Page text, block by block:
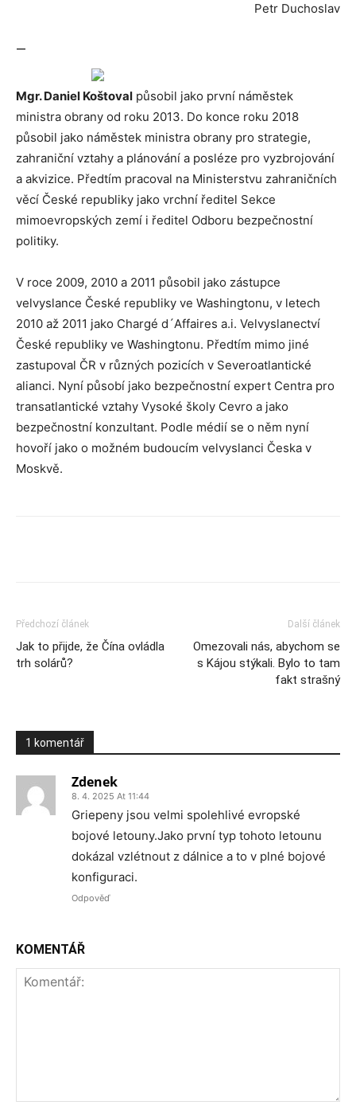
Petr Duchoslav
—
Mgr. Daniel Koštoval působil jako první náměstek
ministra obrany od roku 2013. Do konce roku 2018
působil jako náměstek ministra obrany pro strategie,
zahraniční vztahy a plánování a posléze pro vyzbrojování
a akvizice. Předtím pracoval na Ministerstvu zahraničních
věcí České republiky jako vrchní ředitel Sekce
mimoevropských zemí i ředitel Odboru bezpečnostní
politiky.
V roce 2009, 2010 a 2011 působil jako zástupce
velvyslance České republiky ve Washingtonu, v letech
2010 až 2011 jako Chargé d´Affaires a.i. Velvyslanectví
České republiky ve Washingtonu. Předtím mimo jiné
zastupoval ČR v různých pozicích v Severoatlantické
alianci. Nyní působí jako bezpečnostní expert Centra pro
transatlantické vztahy Vysoké školy Cevro a jako
bezpečnostní konzultant. Podle médií se o něm nyní
hovoří jako o možném budoucím velvyslanci Česka v
Moskvě.
Předchozí článek
Jak to přijde, že Čína ovládla
trh solárů?
Další článek
Omezovali nás, abychom se
s Kájou stýkali. Bylo to tam
fakt strašný
1 komentář
Zdenek
8. 4. 2025 At 11:44
Griepeny jsou velmi spolehlivé evropské
bojové letouny.Jako první typ tohoto letounu
dokázal vzlétnout z dálnice a to v plné bojové
konfiguraci.
Odpověď
KOMENTÁŘ